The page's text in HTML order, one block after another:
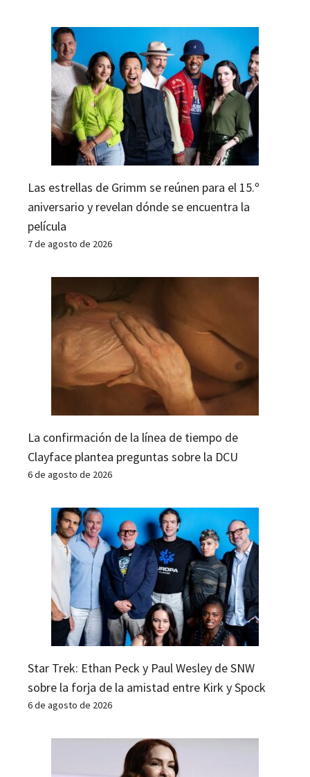
Las estrellas de Grimm se reúnen para el 15.º
aniversario y revelan dónde se encuentra la
película
7 de agosto de 2026
La confirmación de la línea de tiempo de
Clayface plantea preguntas sobre la DCU
6 de agosto de 2026
Star Trek: Ethan Peck y Paul Wesley de SNW
sobre la forja de la amistad entre Kirk y Spock
6 de agosto de 2026